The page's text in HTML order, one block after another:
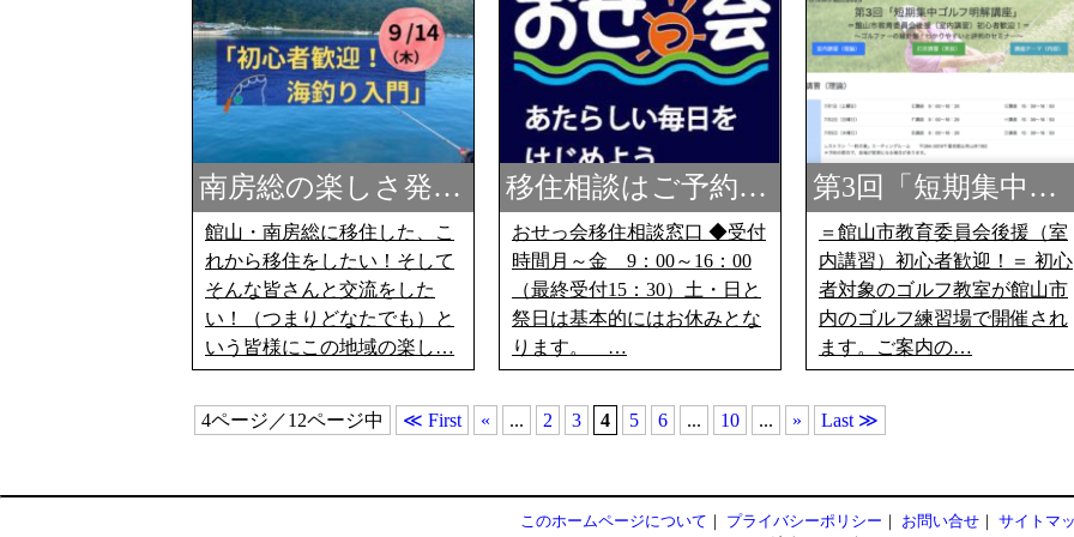
南房総の楽しさ発…
館山・南房総に移住した、こ
れから移住をしたい！そして
そんな皆さんと交流をした
い！（つまりどなたでも）と
いう皆様にこの地域の楽し…
移住相談はご予約…
おせっ会移住相談窓口 ◆受付
時間月～金 9：00～16：00
（最終受付15：30）土・日と
祭日は基本的にはお休みとな
ります。 …
第3回「短期集中…
＝館山市教育委員会後援（室
内講習）初心者歓迎！＝ 初心
者対象のゴルフ教室が館山市
内のゴルフ練習場で開催され
ます。ご案内の…
4ページ／12ページ中 ≪ First « ... 2 3 4 5 6 ... 10 ... » Last ≫
このホームページについて プライバシーポリシー お問い合せ
サイトマ